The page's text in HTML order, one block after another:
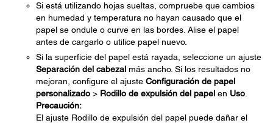
Si está utilizando hojas sueltas, compruebe que cambios
en humedad y temperatura no hayan causado que el
papel se ondule o curve en las bordes. Alise el papel
antes de cargarlo o utilice papel nuevo.
Si la superficie del papel está rayada, seleccione un ajuste
Separación del cabezal más ancho. Si los resultados no
mejoran, configure el ajuste Configuración de papel
personalizado > Rodillo de expulsión del papel en Uso
Precaución:
El ajuste Rodillo de expulsión del papel puede dañar el